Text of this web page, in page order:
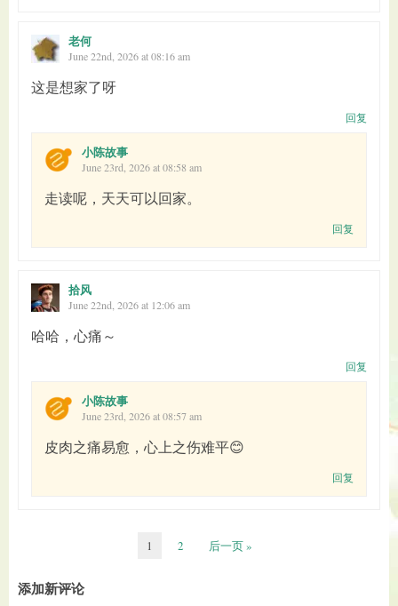
老何
June 22nd, 2026 at 08:16 am
这是想家了呀
回复
小陈故事
June 23rd, 2026 at 08:58 am
走读呢，天天可以回家。
回复
拾风
June 22nd, 2026 at 12:06 am
哈哈，心痛～
回复
小陈故事
June 23rd, 2026 at 08:57 am
皮肉之痛易愈，心上之伤难平😊
回复
1 2 后一页 »
添加新评论